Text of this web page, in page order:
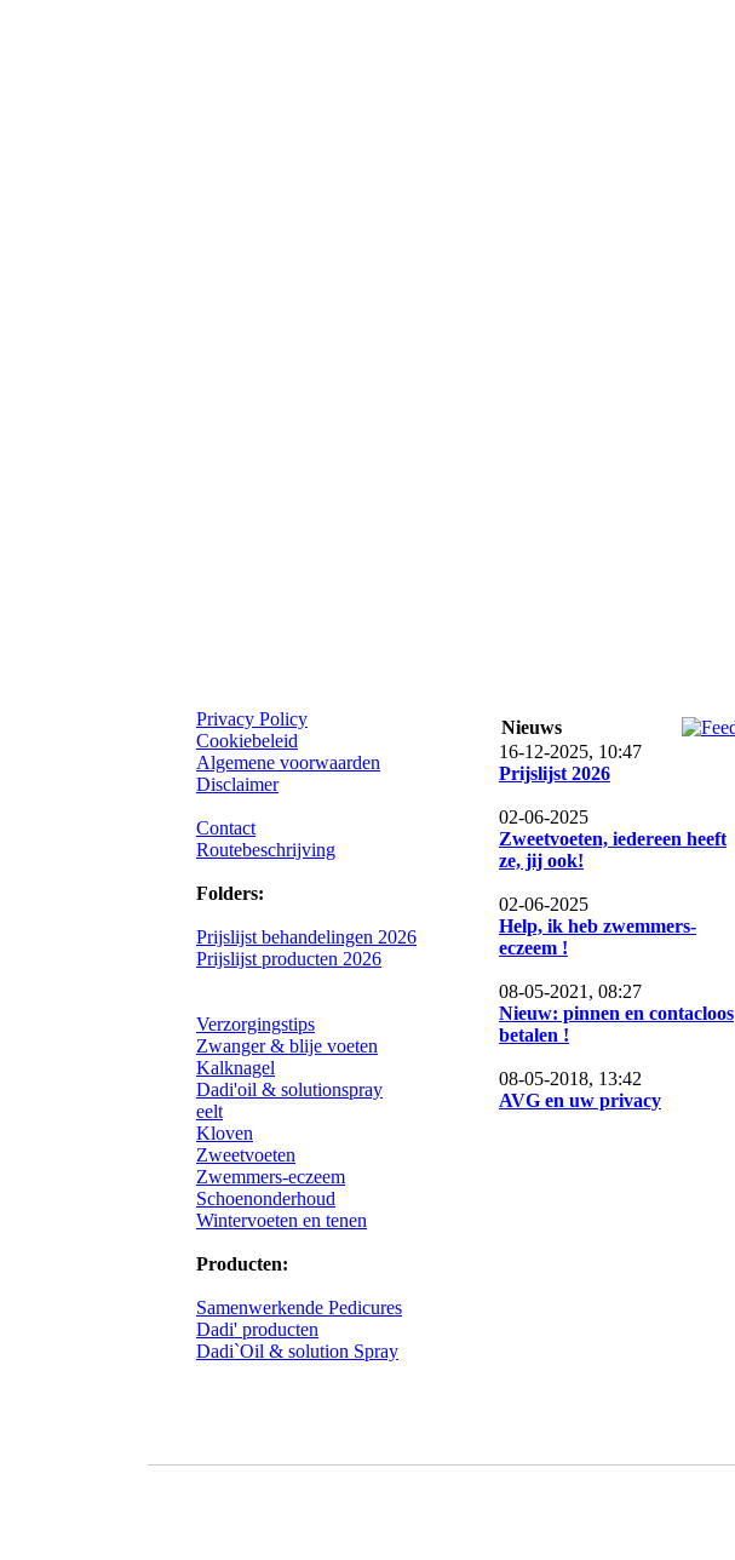
Privacy Policy
Cookiebeleid
Algemene voorwaarden
Disclaimer
Contact
Routebeschrijving
Folders:
Prijslijst behandelingen 2026
Prijslijst producten 2026
Verzorgingstips
Zwanger & blije voeten
Kalknagel
Dadi'oil & solutionspray
eelt
Kloven
Zweetvoeten
Zwemmers-eczeem
Schoenonderhoud
Wintervoeten en tenen
Producten:
Samenwerkende Pedicures
Dadi' producten
Dadi`Oil & solution Spray
Nieuws
16-12-2025, 10:47
Prijslijst 2026
02-06-2025
Zweetvoeten, iedereen heeft
ze, jij ook!
02-06-2025
Help, ik heb zwemmers-
eczeem !
08-05-2021, 08:27
Nieuw: pinnen en contacloos
betalen !
08-05-2018, 13:42
AVG en uw privacy